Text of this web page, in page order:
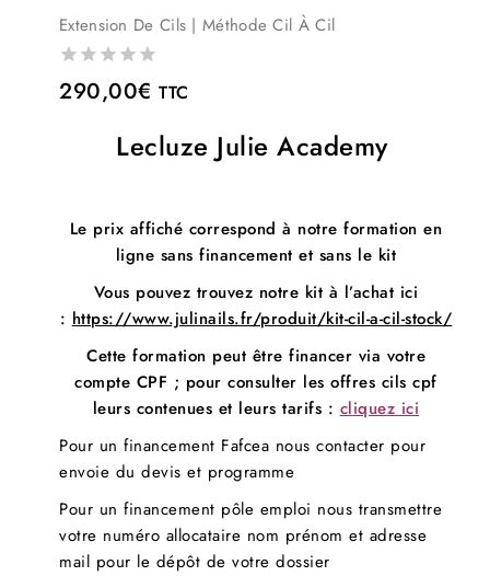
Extension De Cils | Méthode Cil À Cil
0
out
290,00€ TTC
Lecluze Julie Academy
Le prix affiché correspond à notre formation en
ligne sans financement et sans le kit
Vous pouvez trouvez notre kit à l’achat ici
: https://www.julinails.fr/produit/kit-cil-a-cil-stock/
Cette formation peut être financer via votre
compte CPF ; pour consulter les offres cils cpf
leurs contenues et leurs tarifs : cliquez ici
Pour un financement Fafcea nous contacter pour
envoie du devis et programme
Pour un financement pôle emploi nous transmettre
votre numéro allocataire nom prénom et adresse
mail pour le dépôt de votre dossier